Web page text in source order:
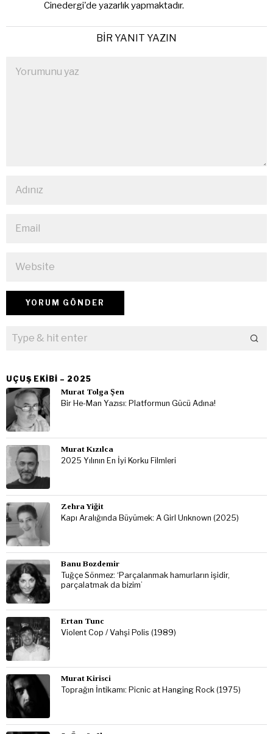
Cinedergi'de yazarlık yapmaktadır.
BIR YANIT YAZIN
UÇUŞ EKIBI – 2025
Murat Tolga Şen
Bir He-Man Yazısı: Platformun Gücü Adına!
Murat Kızılca
2025 Yılının En İyi Korku Filmleri
Zehra Yiğit
Kapı Aralığında Büyümek: A Girl Unknown (2025)
Banu Bozdemir
Tuğçe Sönmez: ‘Parçalanmak hamurların işidir,
parçalatmak da bizim’
Ertan Tunc
Violent Cop / Vahşi Polis (1989)
Murat Kirisci
Toprağın İntikamı: Picnic at Hanging Rock (1975)